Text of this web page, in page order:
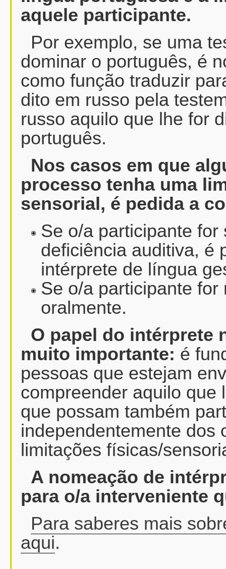
aquele participante.
Por exemplo, se uma
dominar o português, é
como função traduzir
dito em russo pela
russo aquilo que lhe for
português.
Nos casos em que
processo tenha uma
sensorial, é pedida a
Se o/a participante
deficiência auditiva, é
intérprete de língua
Se o/a participante
oralmente.
O papel do intérprete
muito importante: é
pessoas que estejam
compreender aquilo que
que possam também
independentemente dos
limitações físicas/
A nomeação de
para o/a interveniente
Para saberes mais
aqui.